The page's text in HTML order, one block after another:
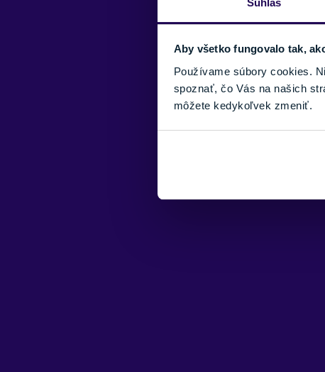
Súhlas
Aby všetko fungovalo tak,
Používame súbory cookies.
spoznať, čo Vás na našich
môžete kedykoľvek zmeniť.